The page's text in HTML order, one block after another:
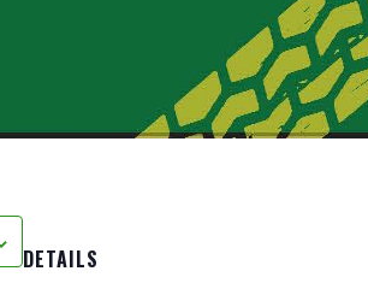
DETAILS